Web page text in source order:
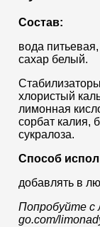
Состав:
вода
сахар белый.
хлористый
лимонная
сорбат калия,
сукралоза.
Способ
добавлять в
Попробуйте с
go.com/